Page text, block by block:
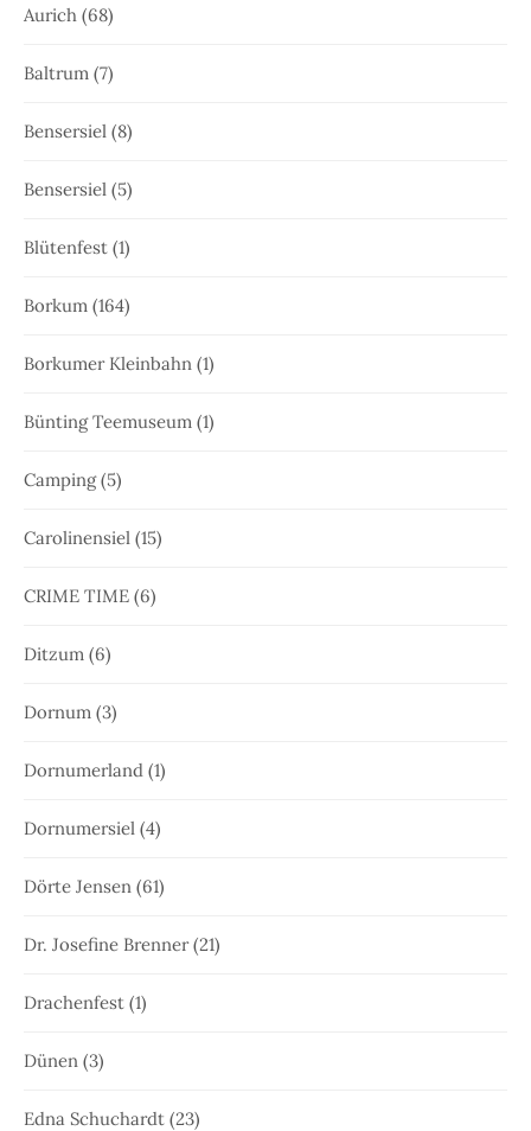
Aurich (68)
Baltrum (7)
Bensersiel (8)
Bensersiel (5)
Blütenfest (1)
Borkum (164)
Borkumer Kleinbahn (1)
Bünting Teemuseum (1)
Camping(5)
Carolinensiel (15)
CRIME TIME (6)
Ditzum (6)
Dornum (3)
Dornumerland (1)
Dornumersiel (4)
Dörte Jensen (61)
Dr. Josefine Brenner(21)
Drachenfest (1)
Dünen (3)
Edna Schuchardt (23)